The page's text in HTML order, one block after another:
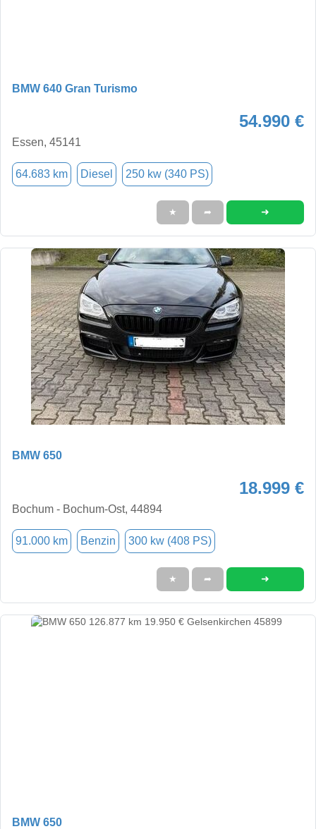
BMW 640 Gran Turismo
54.990 €
Essen, 45141
64.683 km Diesel 250 kw (340 PS)
★ ➦ ➜
BMW 650
18.999 €
Bochum - Bochum-Ost, 44894
91.000 km Benzin 300 kw (408 PS)
★ ➦ ➜
BMW 650